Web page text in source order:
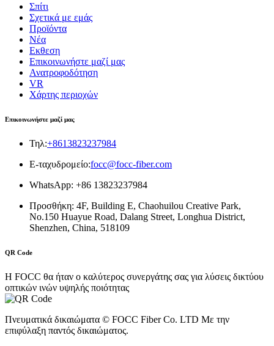
Σπίτι
Σχετικά με εμάς
Προϊόντα
Νέα
Εκθεση
Επικοινωνήστε μαζί μας
Ανατροφοδότηση
VR
Χάρτης περιοχών
Επικοινωνήστε μαζί μας
Τηλ:+8613823237984
E-ταχυδρομείο:focc@focc-fiber.com
WhatsApp: +86 13823237984
Προσθήκη: 4F, ​​Building E, Chaohuilou Creative Park,
No.150 Huayue Road, Dalang Street, Longhua District,
Shenzhen, China, 518109
QR Code
Η FOCC θα ήταν ο καλύτερος συνεργάτης σας για λύσεις δικτύου
οπτικών ινών υψηλής ποιότητας
Πνευματικά δικαιώματα © FOCC Fiber Co. LTD Με την
επιφύλαξη παντός δικαιώματος.